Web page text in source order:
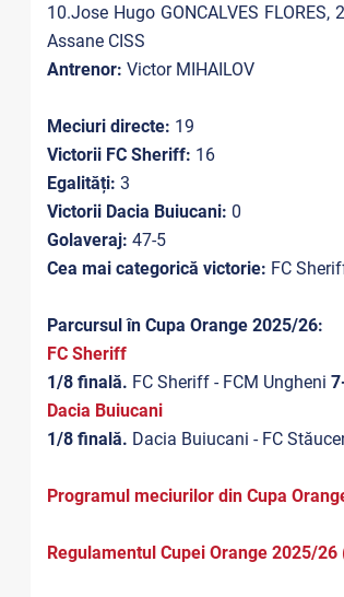
10.Jose Hugo GONCALVES
Assane CISS
Antrenor: Victor MIHAILOV
Meciuri directe: 19
Victorii FC Sheriff: 16
Egalități: 3
Victorii Dacia Buiucani: 0
Golaveraj: 47-5
Cea mai categorică victorie: FC
Parcursul în Cupa Orange 2025/26:
FC Sheriff
1/8 finală. FC Sheriff - FCM Ungheni
Dacia Buiucani
1/8 finală. Dacia Buiucani - FC
Programul meciurilor din Cupa
Regulamentul Cupei Orange 2025/26